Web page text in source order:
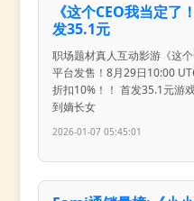
《这个CEO我当定
发35.1元
职场题材真人互动影游《这
平台发售！8月29日10:00
折扣10%！！ 首发35.1元游
到嫡长女
2026-01-07 05:45:01